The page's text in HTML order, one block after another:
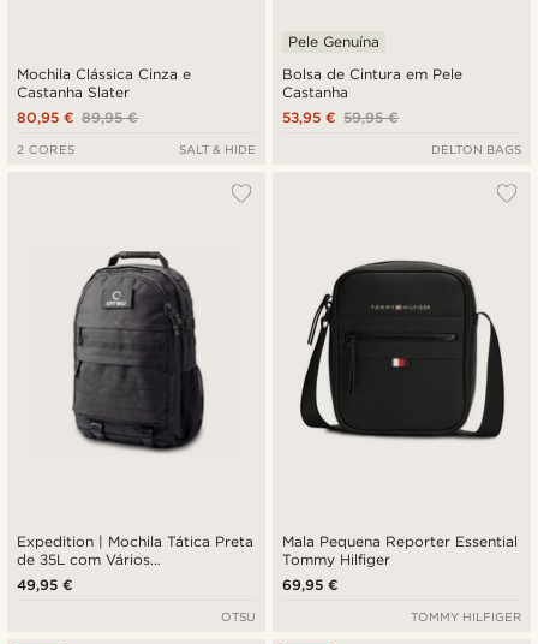
Mochila Clássica Cinza e
Castanha Slater
89,95 €
80,95 €
2 CORES SALT & HIDE
Bolsa de Cintura em Pele
Castanha
Pele Genuína
59,95 €
53,95 €
DELTON BAGS
Expedition | Mochila Tática Preta
de 35L com Vários
Compartimentos e Painel para
Distintivos
49,95 €
OTSU
Mala Pequena Reporter Essential
Tommy Hilfiger
69,95 €
TOMMY HILFIGER